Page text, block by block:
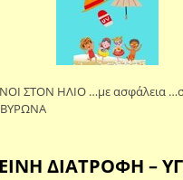
ΣΤΟΝ ΗΛΙΟ …με ασφάλεια
ΔΙΑΤΡΟΦΗ –